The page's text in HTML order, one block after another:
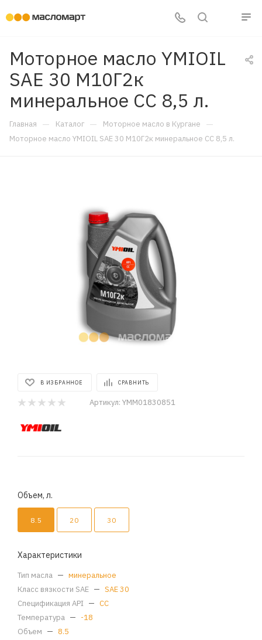
Моторное масло YMIOIL
SAE 30 М10Г2к
минеральное CC 8,5 л.
Главная — Каталог — Моторное масло в Кургане —
Моторное масло YMIOIL SAE 30 М10Г2к минеральное CC 8,5 л.
В ИЗБРАННОЕ СРАВНИТЬ
Артикул: YMM01830851
Объем, л.
8.5 20 30
Характеристики
Тип масла — минеральное
Класс вязкости SAE — SAE 30
Спецификация API — CC
Температура — -18
Объем — 8.5